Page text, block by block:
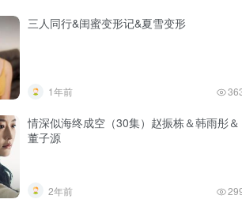
三人同行&闺蜜变形记&夏雪变形
1年前
情深似海终成空（30集）赵振栋＆韩雨彤＆
董子源
2年前